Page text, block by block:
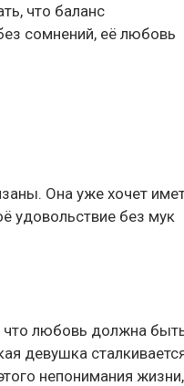
что баланс
сомнений, её любовь
Она уже хочет
удовольствие без мук
любовь должна
девушка
непонимания жизни,